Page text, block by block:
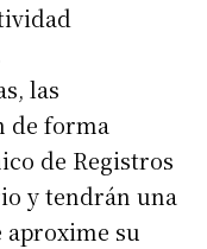
las
de forma
de Registros
y tendrán una
aproxime su